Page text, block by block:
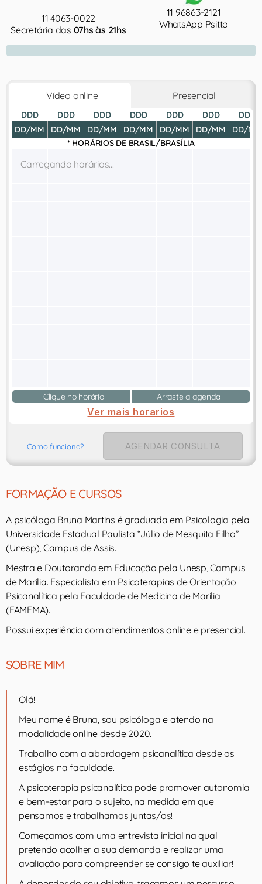
11 4063-0022
Secretária das 07hs às 21hs
11 96863-2121
WhatsApp Psitto
Vídeo online Presencial
DDD
DD/MM
DDD
DD/MM
DDD
DD/MM
DDD
DD/MM
DDD
DD/MM
DDD
DD/MM
DDD
DD/MM
* HORÁRIOS DE BRASIL/BRASÍLIA
Carregando horários...
Clique no horário Arraste a agenda
Ver mais horarios
Como funciona? AGENDAR CONSULTA
FORMAÇÃO E CURSOS
A psicóloga Bruna Martins é graduada em Psicologia pela
Universidade Estadual Paulista “Júlio de Mesquita Filho”
(Unesp), Campus de Assis.
Mestra e Doutoranda em Educação pela Unesp, Campus
de Marília. Especialista em Psicoterapias de Orientação
Psicanalítica pela Faculdade de Medicina de Marília
(FAMEMA).
Possui experiência com atendimentos online e presencial.
SOBRE MIM
Olá!
Meu nome é Bruna, sou psicóloga e atendo na
modalidade online desde 2020.
Trabalho com a abordagem psicanalítica desde os
estágios na faculdade.
A psicoterapia psicanalítica pode promover autonomia
e bem-estar para o sujeito, na medida em que
pensamos e trabalhamos juntas/os!
Começamos com uma entrevista inicial na qual
pretendo acolher a sua demanda e realizar uma
avaliação para compreender se consigo te auxiliar!